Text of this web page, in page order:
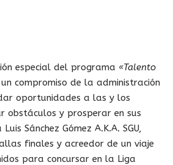
especial del programa «Talento
compromiso de la administración
oportunidades a las y los
obstáculos y prosperar en sus
Sánchez Gómez A.K.A. SGU,
finales y acreedor de un viaje
para concursar en la Liga